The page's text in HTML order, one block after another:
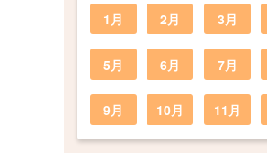
1月 2月 3月
5月 6月 7月
9月 10月 11月